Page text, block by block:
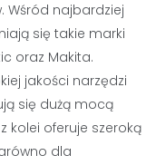
Wśród najbardziej
się takie marki
oraz Makita.
jakości narzędzi
się dużą mocą
kolei oferuje szeroką
dla